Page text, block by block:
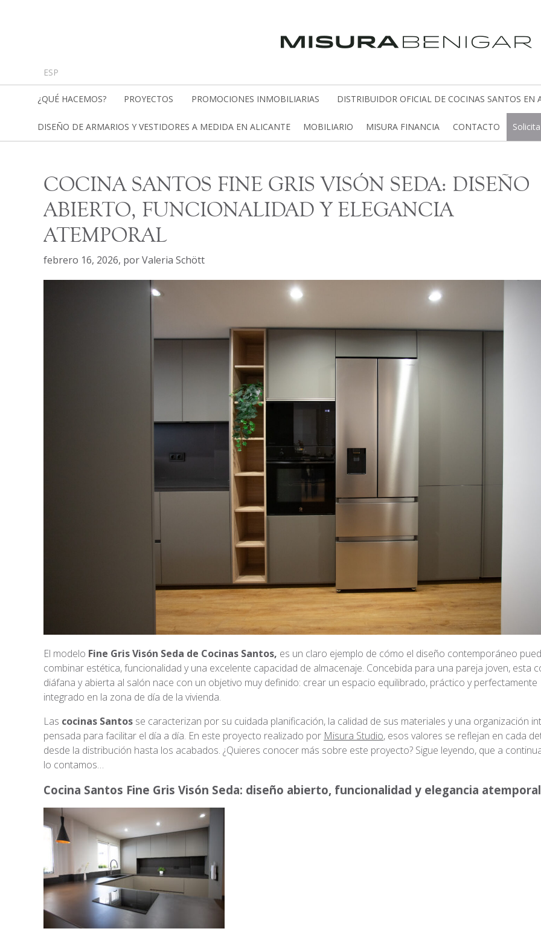
ESP
¿QUÉ HACEMOS? PROYECTOS PROMOCIONES INMOBILIARIAS DISTRIBUIDOR OFICIAL DE COCINAS SANTOS EN
DISEÑO DE ARMARIOS Y VESTIDORES A MEDIDA EN ALICANTE MOBILIARIO MISURA FINANCIA CONTACTO
COCINA SANTOS FINE GRIS VISÓN SEDA: DISEÑO
ABIERTO, FUNCIONALIDAD Y ELEGANCIA
ATEMPORAL
febrero 16, 2026, porValeria Schött
El modelo Fine Gris Visón Seda de Cocinas Santos, es un claro ejemplo de cómo el diseño contemporáneo
combinar estética, funcionalidad y una excelente capacidad de almacenaje. Concebida para una pareja joven, esta
diáfana y abierta al salón nace con un objetivo muy definido: crear un espacio equilibrado, práctico y perfectamente
integrado en la zona de día de la vivienda.
Las cocinas Santos se caracterizan por su cuidada planificación, la calidad de sus materiales y una organización
pensada para facilitar el día a día. En este proyecto realizado por Misura Studio, esos valores se reflejan en cada
desde la distribución hasta los acabados. ¿Quieres conocer más sobre este proyecto? Sigue leyendo, que a
lo contamos…
Cocina Santos Fine Gris Visón Seda: diseño abierto, funcionalidad y elegancia atemporal